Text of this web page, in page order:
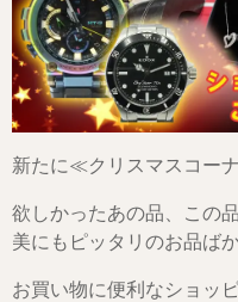
新たに≪クリスマスコー
欲しかったあの品、この
美にもピッタリのお品ば
お買い物に便利なショッ